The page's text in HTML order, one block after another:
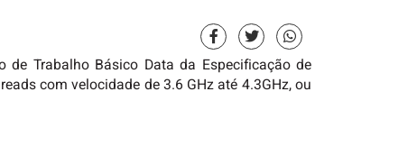
de Trabalho Básico Data da Especificação de
com velocidade de 3.6 GHz até 4.3GHz, ou